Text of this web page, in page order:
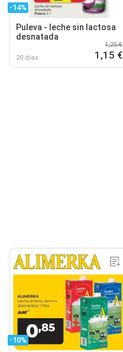
-14%
Puleva - leche sin lactosa
desnatada
20 días
1,25 €
1,15 €
-10%